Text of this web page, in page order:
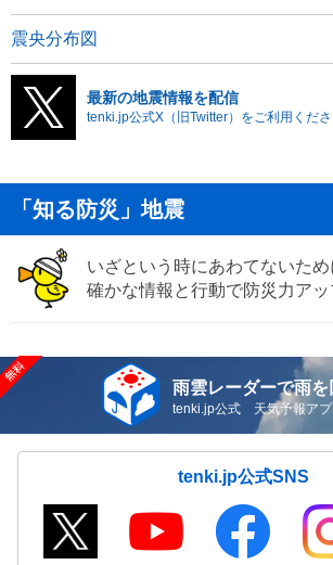
震央分布図
最新の地震情報を配信
tenki.jp公式X（旧Twitter）をご利用くださ
「知る防災」地震
いざという時にあわてないため
確かな情報と行動で防災力アッ
雨雲レーダーで雨を
tenki.jp公式 天気予報アプ
tenki.jp公式SNS